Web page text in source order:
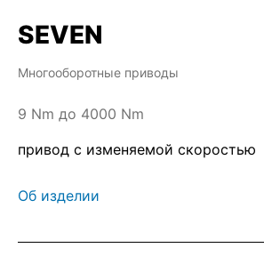
SEVEN
Многооборотные приводы
9 Nm до 4000 Nm
привод с изменяемой скоростью
Об изделии